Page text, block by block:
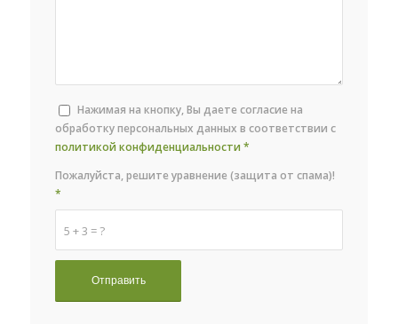
Нажимая на кнопку, Вы даете согласие на
обработку персональных данных в соответствии с
политикой конфиденциальности *
5 + 3 = ?
Пожалуйста, решите уравнение (защита от спама)!
*